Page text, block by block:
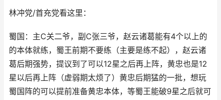
林冲党/首充党看这里：
蜀国：主C关二爷，副C张三爷，赵云诸葛能有4个以上的
的本体就练，蜀王前期不要练（主要是练不起），赵云诸
葛后期强势，提议到了可以12星之后再上阵，黄忠也是12
星以后再上阵（虚弱期太烦了）黄忠后期猛的一批，想玩
蜀国阵的可以提前准备黄忠本体，等蜀王能破9星之后就可